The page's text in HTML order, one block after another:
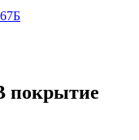
покрытие